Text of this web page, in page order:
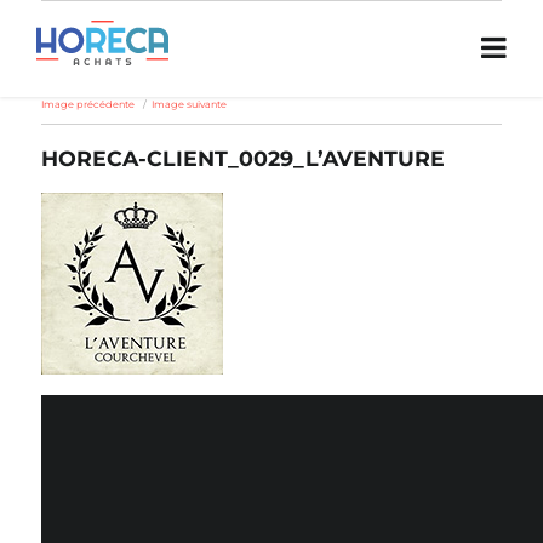
Image précédente Image suivante
HORECA-CLIENT_0029_L’AVENTURE